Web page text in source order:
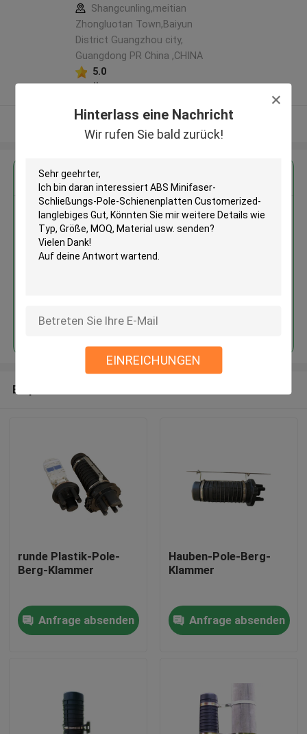
Hinterlass eine Nachricht
Wir rufen Sie bald zurück!
EINREICHUNGEN
Über uns
Herstellerprofil
Shangcunling,meitian
Zhongluotan Town,Baiyun
District Guangzhou city,
Guangdong PR China ,CHINA
5.0
Sehen Sie mehr an
Erhalten Sie den besten Preis für
ABS Minifaser-Schließungs-
Pole-Schienenplatten
Fortsetzen
Empfohlene Produkte
runde Plastik-Pole-
Berg-Klammer
Anfrage absenden
Hauben-Pole-Berg-
Klammer
Anfrage absenden